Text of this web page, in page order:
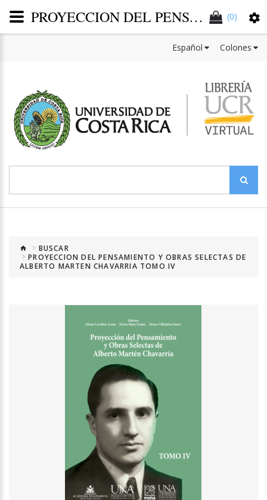
(0)
Colones
Español
BUSCAR
PROYECCION DEL PENSAMIENTO Y OBRAS SELECTAS DE
ALBERTO MARTEN CHAVARRIA TOMO IV
PROYECCION DEL PENSAMIENTO Y OBRAS SELECTAS DE ALBERTO MARTEN CHAVARRIA TOMO IV (VERSION IMPRESA)